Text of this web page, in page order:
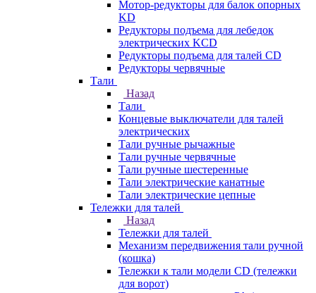
Мотор-редукторы для балок опорных
KD
Редукторы подъема для лебедок
электрических KCD
Редукторы подъема для талей CD
Редукторы червячные
Тали
Назад
Тали
Концевые выключатели для талей
электрических
Тали ручные рычажные
Тали ручные червячные
Тали ручные шестеренные
Тали электрические канатные
Тали электрические цепные
Тележки для талей
Назад
Тележки для талей
Механизм передвижения тали ручной
(кошка)
Тележки к тали модели CD (тележки
для ворот)